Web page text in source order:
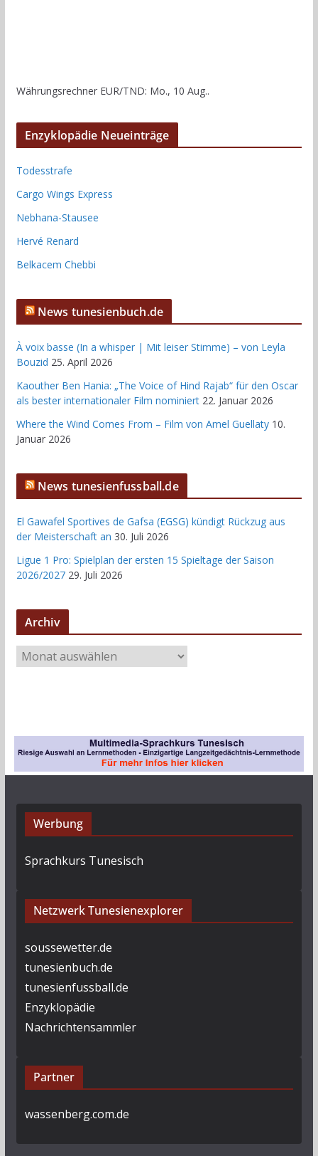
Währungsrechner EUR/TND: Mo., 10 Aug..
Enzyklopädie Neueinträge
Todesstrafe
Cargo Wings Express
Nebhana-Stausee
Hervé Renard
Belkacem Chebbi
News tunesienbuch.de
À voix basse (In a whisper | Mit leiser Stimme) – von Leyla
Bouzid 25. April 2026
Kaouther Ben Hania: „The Voice of Hind Rajab“ für den Oscar
als bester internationaler Film nominiert 22. Januar 2026
Where the Wind Comes From – Film von Amel Guellaty 10.
Januar 2026
News tunesienfussball.de
El Gawafel Sportives de Gafsa (EGSG) kündigt Rückzug aus
der Meisterschaft an 30. Juli 2026
Ligue 1 Pro: Spielplan der ersten 15 Spieltage der Saison
2026/2027 29. Juli 2026
Archiv
r
Werbung
Sprachkurs Tunesisch
Netzwerk Tunesienexplorer
soussewetter.de
tunesienbuch.de
tunesienfussball.de
Enzyklopädie
Nachrichtensammler
Partner
wassenberg.com.de